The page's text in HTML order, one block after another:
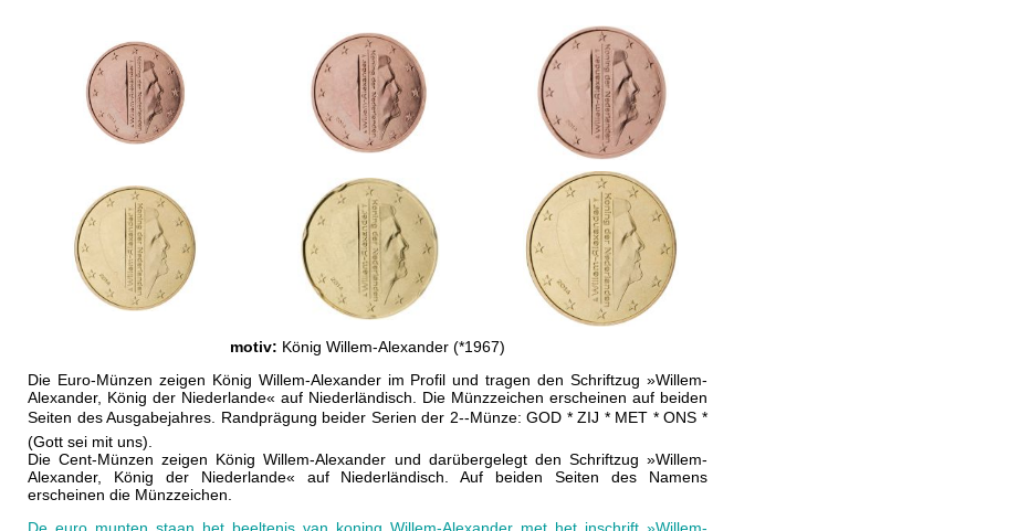
motiv: König Willem-Alexander (*1967)
Die Euro-Münzen zeigen König Willem-Alexander im Profil und tragen den Schriftzug »Willem-
Alexander, König der Niederlande« auf Niederländisch. Die Münzzeichen erscheinen auf beiden
Seiten des Ausgabejahres. Randprägung beider Serien der 2--Münze: GOD * ZIJ * MET * ONS *
(Gott sei mit uns).
Die Cent-Münzen zeigen König Willem-Alexander und darübergelegt den Schriftzug »Willem-
Alexander, König der Niederlande« auf Niederländisch. Auf beiden Seiten des Namens
erscheinen die Münzzeichen.